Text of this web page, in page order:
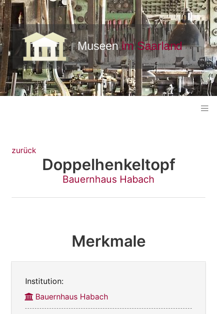
zurück
Doppelhenkeltopf
Bauernhaus Habach
Merkmale
Institution:
Bauernhaus Habach